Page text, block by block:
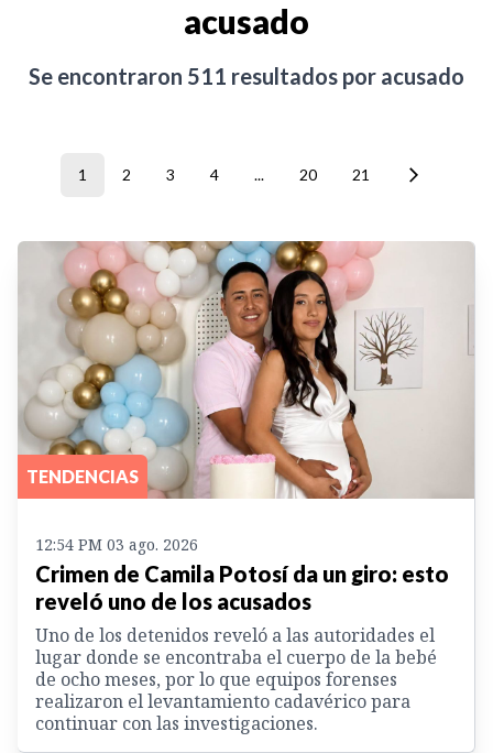
acusado
Se encontraron 511 resultados por acusado
1 2 3 4 ... 20 21
TENDENCIAS
12:54 PM 03 ago. 2026
Crimen de Camila Potosí da un giro: esto
reveló uno de los acusados
Uno de los detenidos reveló a las autoridades el
lugar donde se encontraba el cuerpo de la bebé
de ocho meses, por lo que equipos forenses
realizaron el levantamiento cadavérico para
continuar con las investigaciones.